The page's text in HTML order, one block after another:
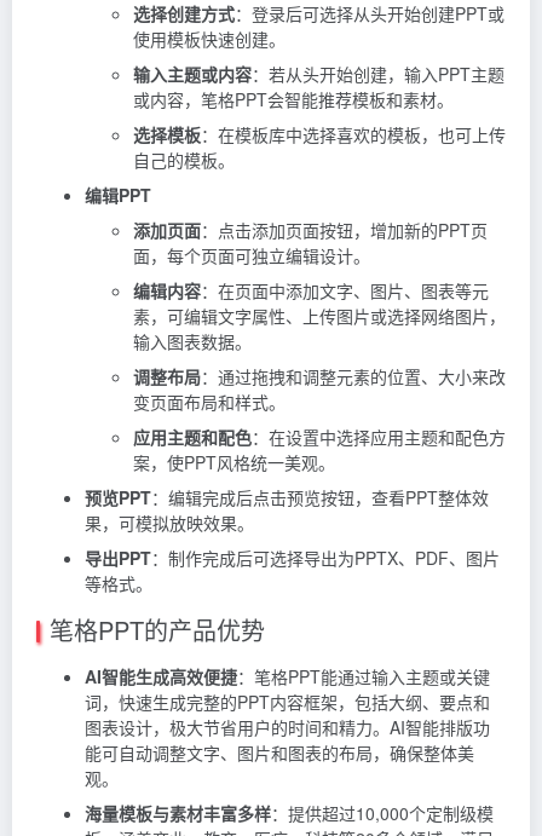
选择创建方式：登录后可选择从头开始创建PPT或
使用模板快速创建。
输入主题或内容：若从头开始创建，输入PPT主题
或内容，笔格PPT会智能推荐模板和素材。
选择模板：在模板库中选择喜欢的模板，也可上传
自己的模板。
编辑PPT
添加页面：点击添加页面按钮，增加新的PPT页
面，每个页面可独立编辑设计。
编辑内容：在页面中添加文字、图片、图表等元
素，可编辑文字属性、上传图片或选择网络图片，
输入图表数据。
调整布局：通过拖拽和调整元素的位置、大小来改
变页面布局和样式。
应用主题和配色：在设置中选择应用主题和配色方
案，使PPT风格统一美观。
预览PPT：编辑完成后点击预览按钮，查看PPT整体效
果，可模拟放映效果。
导出PPT：制作完成后可选择导出为PPTX、PDF、图片
等格式。
笔格PPT的产品优势
AI智能生成高效便捷：笔格PPT能通过输入主题或关键
词，快速生成完整的PPT内容框架，包括大纲、要点和
图表设计，极大节省用户的时间和精力。AI智能排版功
能可自动调整文字、图片和图表的布局，确保整体美
观。
海量模板与素材丰富多样：提供超过10,000个定制级模